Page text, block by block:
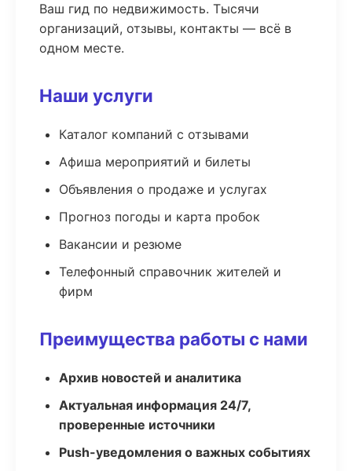
Ваш гид по недвижимость. Тысячи
организаций, отзывы, контакты — всё в
одном месте.
Наши услуги
Каталог компаний с отзывами
Афиша мероприятий и билеты
Объявления о продаже и услугах
Прогноз погоды и карта пробок
Вакансии и резюме
Телефонный справочник жителей и
фирм
Преимущества работы с нами
Архив новостей и аналитика
Актуальная информация 24/7,
проверенные источники
Push-уведомления о важных событиях